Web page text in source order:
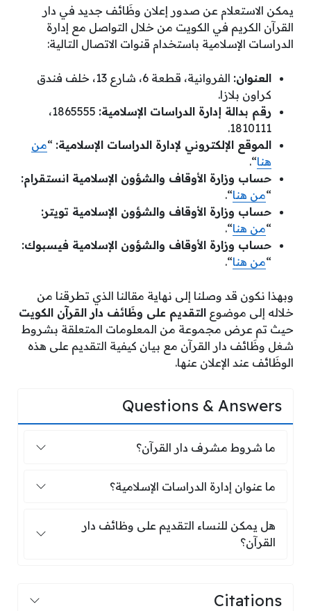
يمكن الاستعلام عن صدور إعلان وظَائف جديد في دار
القرآن الكريم في الكويت من خلال التواصل مع إدارة
الدراسات الإسلامية باستخدام قنوات الاتصال التالية:
العنوان:
الفروانية، قطعة 6، شارع 13، خلف فندق
كراون بلازا.
رقم بدالة إدارة الدراسات الإسلامية:
1865555،
1810111.
الموقع الإلكتروني لإدارة الدراسات الإسلامية: “من
هنا“.
حساب وزارة الأوقاف والشؤون الإسلامية انستقرام:
“من هنا“.
حساب وزارة الأوقاف والشؤون الإسلامية تويتر:
“من هنا“.
حساب وزارة الأوقاف والشؤون الإسلامية فيسبوك:
“من هنا“.
وبهذا نكون قد وصلنا إلى نهاية مقالنا الذي تطرقنا من
خلاله إلى موضوع التقديم على وظَائف دار القرآن الكويت
حيث تم عرض مجموعة من المعلومات المتعلقة بشروط
شغل وظَائف دار القرآن مع بيان كيفية التقديم على هذه
الوظَائف عند الإعلان عنها.
Questions & Answers
ما شروط مشرف دار القرآن؟
ما شروط مشرف دار القرآن؟
ما عنوان إدارة الدراسات الإسلامية؟
ما عنوان إدارة الدراسات الإسلامية؟
هل يمكن للنساء التقديم على وظائف دار
هل يمكن للنساء التقديم على وظائف دار
القرآن؟
Citations